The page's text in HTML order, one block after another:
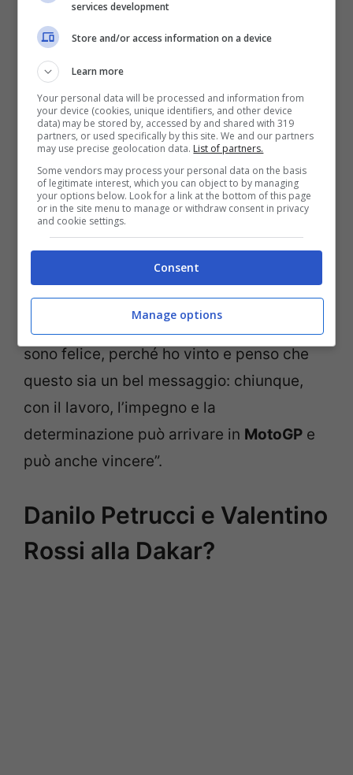
facile guardarsi indietro e dire che avrei
potuto fare meglio. Nel 2019 ero davvero
veloce, ma ho sofferto tanto il fatto di
sentirmi un secondo pilota e di non essere
preso in considerazione (quell’anno
condivideva il box dellaDucatiufficiale
conAndrea Dovizioso, ndr). Però ho
sempre dato del mio meglio, ci ho sempre
provato e sono felice di ciò che ho fatto. In
MotoGPnon c’è mai stato un pilota con il
mio stile di guida e non credo ci sarà. Più
di novanta chili sulla moto… Quando lo dici
gli ingegneri perdono il respiro. Alla fine
sono felice, perché ho vinto e penso che
questo sia un bel messaggio: chiunque,
con il lavoro, l’impegno e la
determinazione può arrivare in MotoGP e
può anche vincere”.
Danilo Petrucci e Valentino
Rossi alla Dakar?
services development
Store and/or access information on a device
Learn more
Your personal data will be processed and information from
your device (cookies, unique identifiers, and other device
data) may be stored by, accessed by and shared with 319
partners, or used specifically by this site. We and our partners
may use precise geolocation data. List of partners.
Some vendors may process your personal data on the basis
of legitimate interest, which you can object to by managing
your options below. Look for a link at the bottom of this page
or in the site menu to manage or withdraw consent in privacy
and cookie settings.
Consent
Manage options